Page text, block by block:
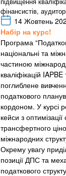
фінансистів,
14 Жовтень
Набір на курс!
Програма
національні та
частиною
кваліфікацій
поглиблене
податкового
кордоном. У курсі
кейси з
трансфертного
міжнародних
Окрему увагу
позиції ДПС та
податкового